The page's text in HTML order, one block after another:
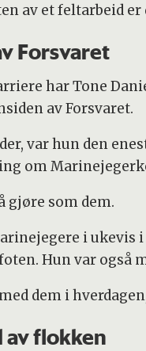
av et feltarbeid
Forsvaret
har Tone
av Forsvaret.
var hun den
om
gjøre som dem.
i ukevis
Hun var også
dem i
av flokken